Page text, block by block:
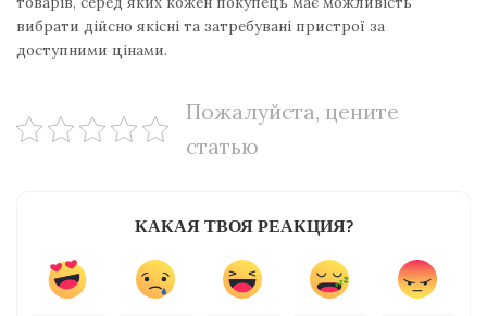
вибрати дійсно якісні та затребувані пристрої за
доступними цінами.
Пожалуйста, цените
статью
КАКАЯ ТВОЯ РЕАКЦИЯ?